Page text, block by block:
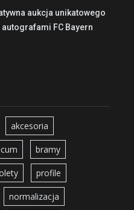
aukcja unikatowego
autografami FC Bayern
akcesoria
bramy
profile
normalizacja